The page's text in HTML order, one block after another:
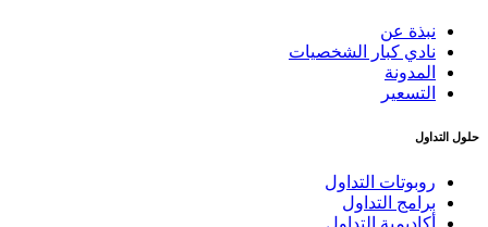
نبذة عن
نادي كبار الشخصيات
المدونة
التسعير
حلول التداول
روبوتات التداول
برامج التداول
أكاديمية التداول